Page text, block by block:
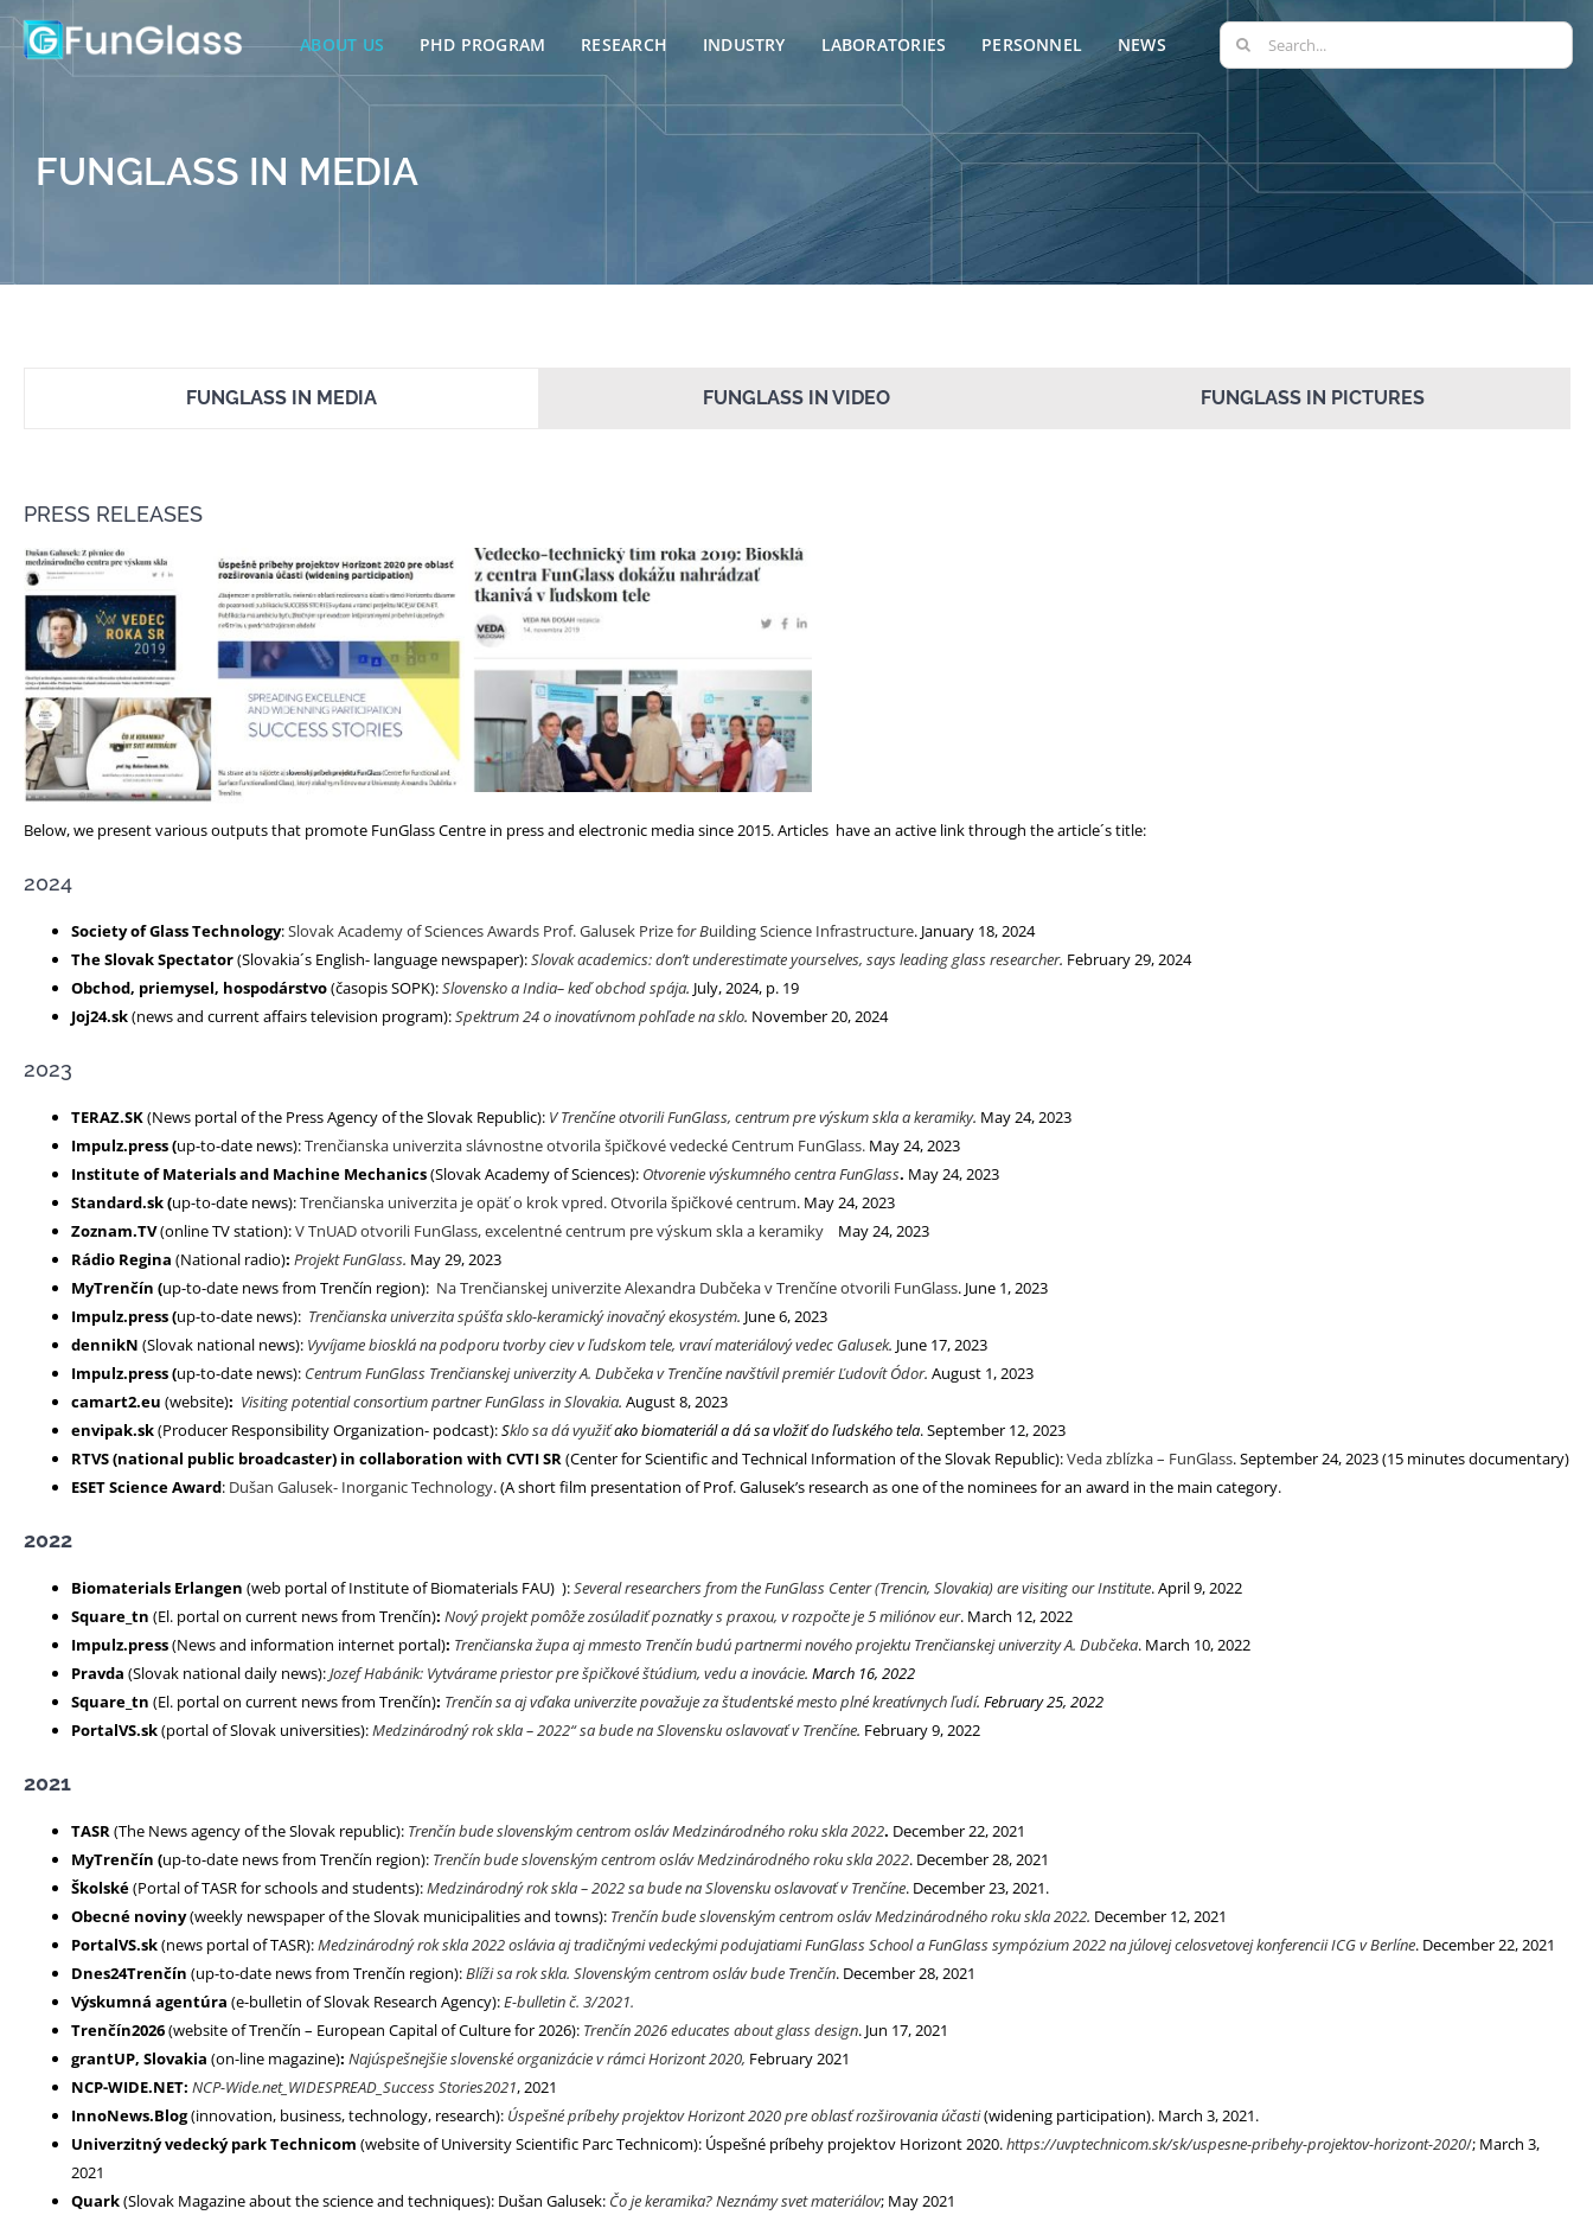
Skip
to
ABOUT US PHD PROGRAM RESEARCH INDUSTRY LABORATORIES PERSONNEL NEWS
Search
for:
FUNGLASS IN MEDIA
FUNGLASS IN MEDIA FUNGLASS IN VIDEO FUNGLASS IN PICTURES
PRESS RELEASES
Below, we present various outputs that promote FunGlass Centre in press and electronic media since 2015. Articles have an active link through the article´s title:
2024
Society of Glass Technology:Slovak Academy of Sciences Awards Prof. Galusek Prize for Building Science Infrastructure. January 18, 2024
The Slovak Spectator(Slovakia´s English- language newspaper):Slovak academics: don’t underestimate yourselves, says leading glass researcher. February 29, 2024
Obchod, priemysel, hospodárstvo(časopis SOPK):Slovensko a India– keď obchod spája. July, 2024, p. 19
Joj24.sk(news and current affairs television program):Spektrum 24 o inovatívnom pohľade na sklo. November 20, 2024
2023
TERAZ.SK(News portal of the Press Agency of the Slovak Republic): V Trenčíne otvorili FunGlass, centrum pre výskum skla a keramiky. May 24, 2023
Impulz.press(up-to-date news):Trenčianska univerzita slávnostne otvorila špičkové vedecké Centrum FunGlass. May 24, 2023
Institute of Materials and Machine Mechanics(Slovak Academy of Sciences): Otvorenie výskumného centra FunGlass. May 24, 2023
Standard.sk(up-to-date news):Trenčianska univerzita je opäť o krok vpred. Otvorila špičkové centrum. May 24, 2023
Zoznam.TV(online TV station):V TnUAD otvorili FunGlass, excelentné centrum pre výskum skla a keramiky
May 24, 2023
Rádio Regina (National radio): Projekt FunGlass. May 29, 2023
MyTrenčín (up-to-date news from Trenčín region): Na Trenčianskej univerzite Alexandra Dubčeka v Trenčíne otvorili FunGlass. June 1, 2023
Impulz.press(up-to-date news): Trenčianska univerzita spúšťa sklo-keramický inovačný ekosystém. June 6, 2023
dennikN (Slovak national news): Vyvíjame biosklá na podporu tvorby ciev v ľudskom tele, vraví materiálový vedec Galusek. June 17, 2023
Impulz.press(up-to-date news): Centrum FunGlass Trenčianskej univerzity A. Dubčeka v Trenčíne navštívil premiér Ľudovít Ódor. August 1, 2023
camart2.eu (website): Visiting potential consortium partner FunGlass in Slovakia. August 8, 2023
envipak.sk(Producer Responsibility Organization- podcast):Sklo sa dá využiťako biomateriál a dá sa vložiť do ľudského tela. September 12, 2023
RTVS (national public broadcaster) in collaboration with CVTI SR(Center for Scientific and Technical Information of the Slovak Republic):Veda zblízka – FunGlass. September 24, 2023 (15 minutes documentary)
ESET Science Award: Dušan Galusek- Inorganic Technology. (A short film presentation of Prof. Galusek’s research as one of the nominees for an award in the main category.
2022
Biomaterials Erlangen (web portal of Institute of Biomaterials FAU) ):Several researchers from the FunGlass Center (Trencin, Slovakia) are visiting our Institute. April 9, 2022
Square_tn (El. portal on current news from Trenčín): Nový projekt pomôže zosúladiť poznatky s praxou, v rozpočte je 5 miliónov eur. March 12, 2022
Impulz.press(News and information internet portal): Trenčianska župa aj mmesto Trenčín budú partnermi nového projektu Trenčianskej univerzity A. Dubčeka. March 10, 2022
Pravda (Slovak national daily news):Jozef Habánik: Vytvárame priestor pre špičkové štúdium, vedu a inovácie. March 16, 2022
Square_tn (El. portal on current news from Trenčín): Trenčín sa aj vďaka univerzite považuje za študentské mesto plné kreatívnych ľudí. February 25, 2022
PortalVS.sk(portal of Slovak universities):Medzinárodný rok skla – 2022“ sa bude na Slovensku oslavovať v Trenčíne. February 9, 2022
2021
TASR(The News agency of the Slovak republic): Trenčín bude slovenským centrom osláv Medzinárodného roku skla 2022. December 22, 2021
MyTrenčín (up-to-date news from Trenčín region): Trenčín bude slovenským centrom osláv Medzinárodného roku skla 2022. December 28, 2021
Školské(Portal of TASR for schools and students):Medzinárodný rok skla – 2022 sa bude na Slovensku oslavovať v Trenčíne. December 23, 2021.
Obecné noviny(weekly newspaper of the Slovak municipalities and towns): Trenčín bude slovenským centrom osláv Medzinárodného roku skla 2022. December 12, 2021
PortalVS.sk(news portal of TASR):Medzinárodný rok skla 2022 oslávia aj tradičnými vedeckými podujatiami FunGlass School a FunGlass sympózium 2022 na júlovej celosvetovej konferencii ICG v Berlíne. December 22, 2021
Dnes24Trenčín (up-to-date news from Trenčín region):Blíži sa rok skla. Slovenským centrom osláv bude Trenčín. December 28, 2021
Výskumná agentúra (e-bulletin of Slovak Research Agency):E-bulletin č. 3/2021.
Trenčín2026(website of Trenčín – European Capital of Culture for 2026): Trenčín 2026 educates about glass design. Jun 17, 2021
grantUP, Slovakia (on-line magazine): Najúspešnejšie slovenské organizácie v rámci Horizont 2020, February 2021
NCP-WIDE.NET: NCP-Wide.net_WIDESPREAD_Success Stories2021, 2021
InnoNews.Blog(innovation, business, technology, research): Úspešné príbehy projektov Horizont 2020 pre oblasť rozširovania účasti(widening participation). March 3, 2021.
Univerzitný vedecký park Technicom (website of University Scientific Parc Technicom): Úspešné príbehy projektov Horizont 2020.https://uvptechnicom.sk/sk/uspesne-pribehy-projektov-horizont-2020/; March 3,
2021
Quark(Slovak Magazine about the science and techniques): Dušan Galusek: Čo je keramika? Neznámy svet materiálov; May 2021